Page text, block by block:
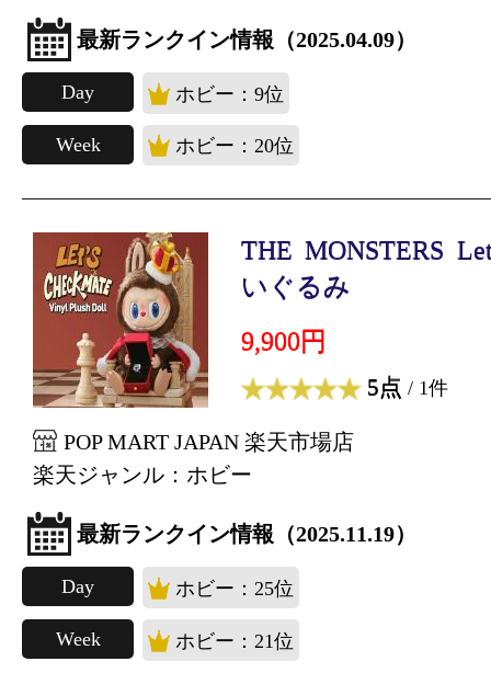
最新ランクイン情報（2025.04.09）
Day ホビー：9位
Week ホビー：20位
THE MONSTERS
いぐるみ
9,900円
5点 / 1件
POP MART JAPAN 楽天市場店
楽天ジャンル：ホビー
最新ランクイン情報（2025.11.19）
Day ホビー：25位
Week ホビー：21位